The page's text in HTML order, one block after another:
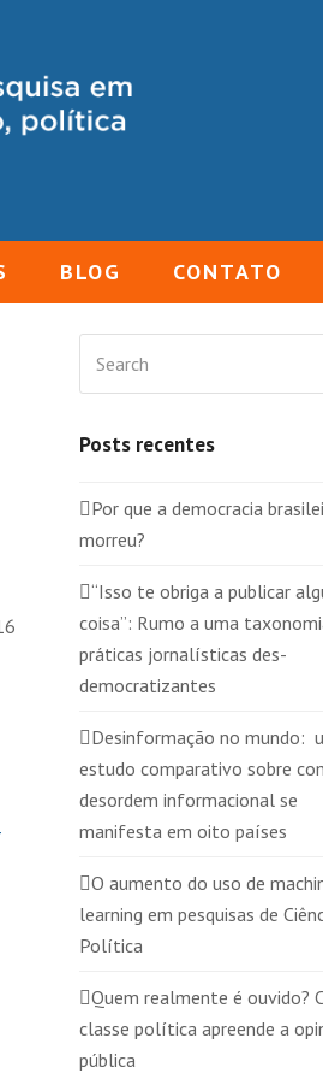
BLOG CONTATO
Posts recentes
Por que a democracia
morreu?
“Isso te obriga a publicar
coisa”: Rumo a uma
práticas jornalísticas des-
democratizantes
Desinformação no mundo:
estudo comparativo sobre
desordem informacional se
manifesta em oito países
O aumento do uso de
learning em pesquisas de
Política
Quem realmente é ouvido?
classe política apreende a
pública